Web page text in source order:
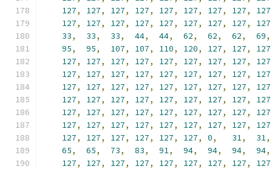
127, 127, 127, 127, 127, 127, 127, 127, 127
127, 127, 127, 127, 127, 127, 127, 127, 127
33, 33, 33, 44, 44, 62, 62, 62, 69,
95, 95, 107, 107, 110, 120, 127, 127, 127
127, 127, 127, 127, 127, 127, 127, 127, 127
127, 127, 127, 127, 127, 127, 127, 127, 127
127, 127, 127, 127, 127, 127, 127, 127, 127
127, 127, 127, 127, 127, 127, 127, 127, 127
127, 127, 127, 127, 127, 127, 127, 127, 127
127, 127, 127, 127, 127, 127, 127, 127, 127
127, 127, 127, 127, 127, 127, 0, 31, 31,
65, 65, 73, 83, 91, 94, 94, 94, 94,
127, 127, 127, 127, 127, 127, 127, 127, 127